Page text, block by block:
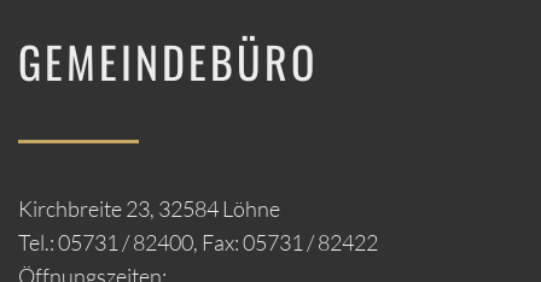
GEMEINDEBÜRO
Kirchbreite 23, 32584 Löhne
Tel.: 05731 / 82400, Fax: 05731 / 82422
Öffnungszeiten: